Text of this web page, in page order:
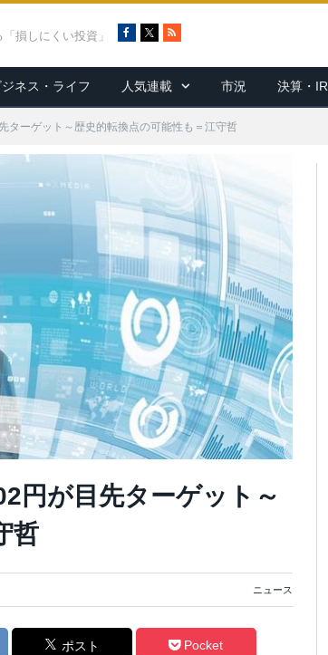
損しにくい投資」
c
e
b
o
R
S
ジネス・ライフ 人気連載 市況 決算・IR
ターゲット～歴史的転換点の可能性も＝江守哲
円が目先ターゲット～
哲
ニュース
ポスト Pocket